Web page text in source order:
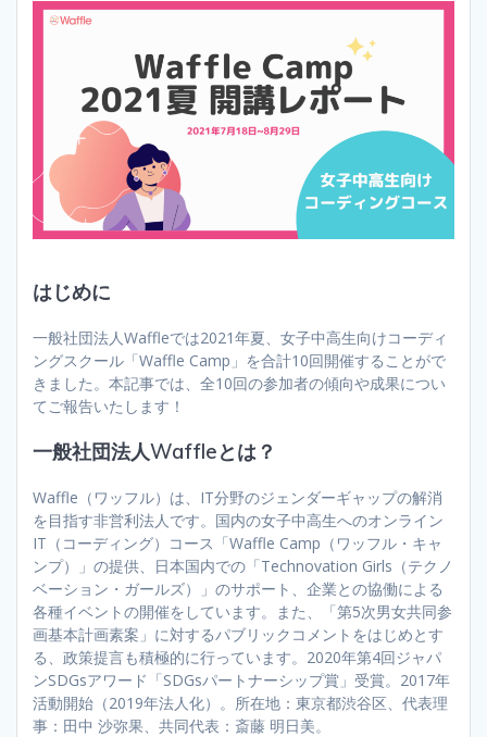
はじめに
一般社団法人Waffleでは2021年夏、女子中高生向けコーディ
ングスクール「Waffle Camp」を合計10回開催することがで
きました。本記事では、全10回の参加者の傾向や成果につい
てご報告いたします！
一般社団法人Waffleとは？
Waffle（ワッフル）は、IT分野のジェンダーギャップの解消
を目指す非営利法人です。国内の女子中高生へのオンライン
IT（コーディング）コース「Waffle Camp（ワッフル・キャ
ンプ）」の提供、日本国内での「Technovation Girls（テクノ
ベーション・ガールズ）」のサポート、企業との協働による
各種イベントの開催をしています。また、「第5次男女共同参
画基本計画素案」に対するパブリックコメントをはじめとす
る、政策提言も積極的に行っています。2020年第4回ジャパ
ンSDGsアワード「SDGsパートナーシップ賞」受賞。2017年
活動開始（2019年法人化）。所在地：東京都渋谷区、代表理
事：田中 沙弥果、共同代表：斎藤 明日美。